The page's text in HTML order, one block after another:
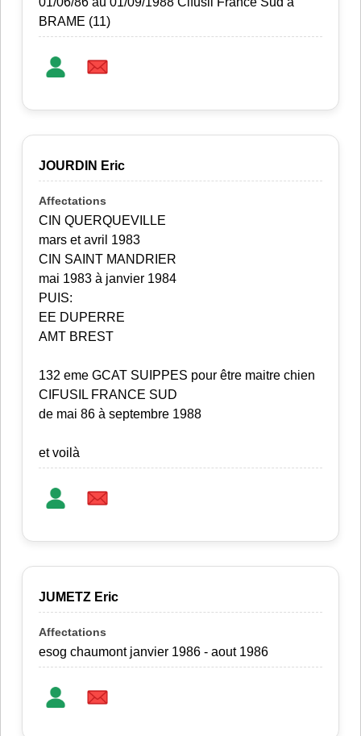
BRAME (11)
JOURDIN Eric
CIN QUERQUEVILLE
mars et avril 1983
CIN SAINT MANDRIER
mai 1983 à janvier 1984
PUIS:
EE DUPERRE
AMT BREST
132 eme GCAT SUIPPES pour être maitre chien
CIFUSIL FRANCE SUD
de mai 86 à septembre 1988
et voilà
JUMETZ Eric
esog chaumont janvier 1986 - aout 1986